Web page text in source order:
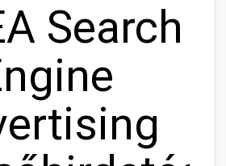
Search